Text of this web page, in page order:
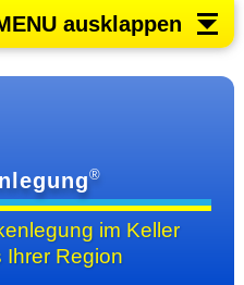
ausklappen
®
im Keller
Ihrer Region